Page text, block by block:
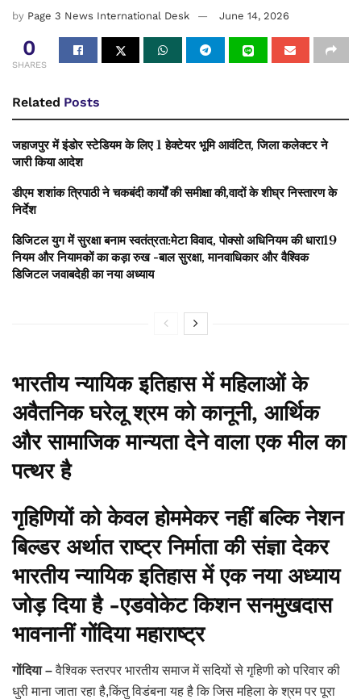
by Page 3 News International Desk June 14, 2026
0
SHARES
Related Posts
जहाजपुर में इंडोर स्टेडियम के लिए 1 हेक्टेयर भूमि आवंटित, जिला कलेक्टर ने
जारी किया आदेश
डीएम शशांक त्रिपाठी ने चकबंदी कार्यों की समीक्षा की,वादों के शीघ्र निस्तारण के
निर्देश
डिजिटल युग में सुरक्षा बनाम स्वतंत्रता:मेटा विवाद, पोक्सो अधिनियम की धारा19
नियम और नियामकों का कड़ा रुख -बाल सुरक्षा, मानवाधिकार और वैश्विक
डिजिटल जवाबदेही का नया अध्याय
भारतीय न्यायिक इतिहास में महिलाओं के
अवैतनिक घरेलू श्रम को कानूनी, आर्थिक
और सामाजिक मान्यता देने वाला एक मील का
पत्थर है
गृहिणियों को केवल होममेकर नहीं बल्कि नेशन
बिल्डर अर्थात राष्ट्र निर्माता की संज्ञा देकर
भारतीय न्यायिक इतिहास में एक नया अध्याय
जोड़ दिया है -एडवोकेट किशन सनमुखदास
भावनानीं गोंदिया महाराष्ट्र
गोंदिया –वैश्विक स्तरपर भारतीय समाज में सदियों से गृहिणी को परिवार की
धुरी माना जाता रहा है,किंतु विडंबना यह है कि जिस महिला के श्रम पर पूरा